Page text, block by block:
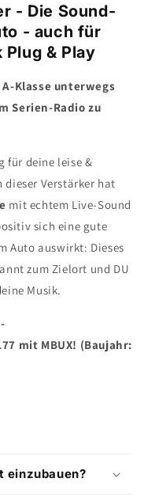
- Die Sound-
- auch für
& Play
Klasse unterwegs
Serien-Radio zu
für deine leise &
dieser Verstärker hat
mit echtem Live-Sound
sich eine gute
Auto auswirkt: Dieses
zum Zielort und DU
Musik.
mit MBUX! (Baujahr:
einzubauen?